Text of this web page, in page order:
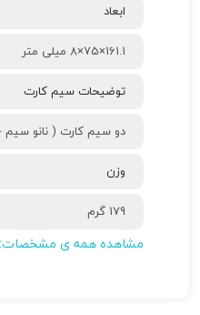
ابعاد
161.1×75×8 میلی متر
توضیحات سیم کارت
دو سیم کارت ( نانو سیم
وزن
179 گرم
مشاهده همه ی مشخصات